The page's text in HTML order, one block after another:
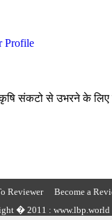
Profile
संकटो से उभरने के
Reviewer
Become a
� 2011 : www.lbp.world